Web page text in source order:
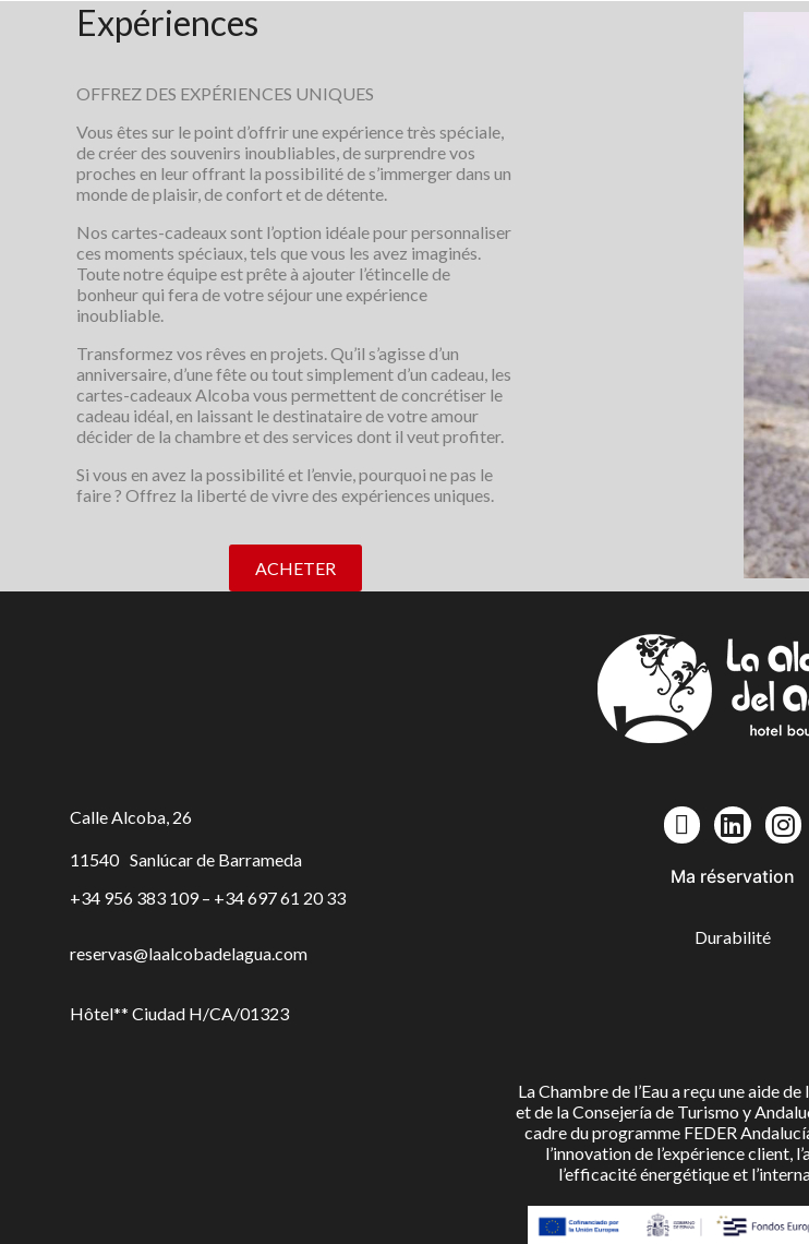
Expériences
OFFREZ DES EXPÉRIENCES UNIQUES
Vous êtes sur le point d’offrir une expérience très spéciale,
de créer des souvenirs inoubliables, de surprendre vos
proches en leur offrant la possibilité de s’immerger dans un
monde de plaisir, de confort et de détente.
Nos cartes-cadeaux sont l’option idéale pour personnaliser
ces moments spéciaux, tels que vous les avez imaginés.
Toute notre équipe est prête à ajouter l’étincelle de
bonheur qui fera de votre séjour une expérience
inoubliable.
Transformez vos rêves en projets. Qu’il s’agisse d’un
anniversaire, d’une fête ou tout simplement d’un cadeau, les
cartes-cadeaux Alcoba vous permettent de concrétiser le
cadeau idéal, en laissant le destinataire de votre amour
décider de la chambre et des services dont il veut profiter.
Si vous en avez la possibilité et l’envie, pourquoi ne pas le
faire ? Offrez la liberté de vivre des expériences uniques.
ACHETER
Calle Alcoba, 26
11540 Sanlúcar de Barrameda
+34 956 383 109 – +34 697 61 20 33
reservas@laalcobadelagua.com
Hôtel** Ciudad H/CA/01323
Ma réservation
Durabilité
La Chambre de l’Eau a reçu une aide
et de la Consejería de Turismo y
cadre du programme FEDER
l’innovation de l’expérience client,
l’efficacité énergétique et